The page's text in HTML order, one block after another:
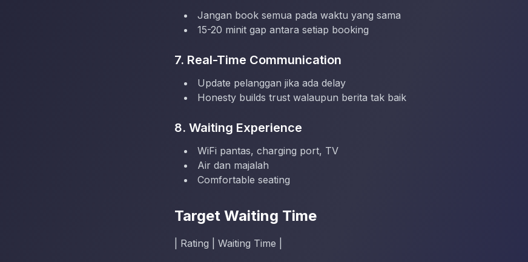
Jangan book semua pada waktu yang sama
15-20 minit gap antara setiap booking
7. Real-Time Communication
Update pelanggan jika ada delay
Honesty builds trust walaupun berita tak baik
8. Waiting Experience
WiFi pantas, charging port, TV
Air dan majalah
Comfortable seating
Target Waiting Time
| Rating | Waiting Time |